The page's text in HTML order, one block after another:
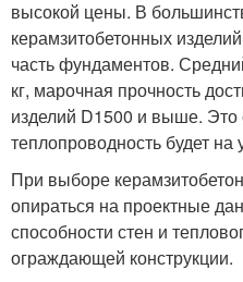
высокой цены. В
керамзитобетонных
часть фундаментов.
кг, марочная прочность
изделий D1500 и выше. Это
теплопроводность будет
При выборе
опираться на проектные
способности стен и
ограждающей конструкции.